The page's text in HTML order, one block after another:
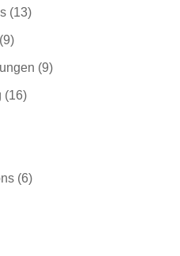
(13)
(9)
(9)
(16)
(6)